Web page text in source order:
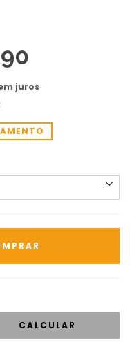
juros
CALCULAR